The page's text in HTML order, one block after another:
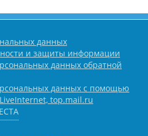
данных
и защиты информации
данных обратной
данных с помощью
top.mail.ru